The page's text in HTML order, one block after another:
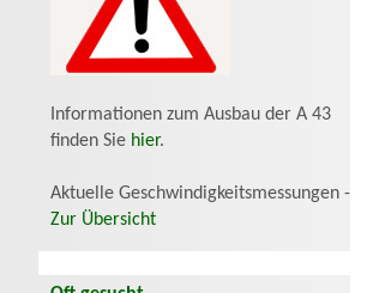
Informationen zum Ausbau der A 43
finden Sie hier.
Aktuelle Geschwindigkeitsmessungen -
Zur Übersicht